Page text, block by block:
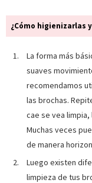
¿Cómo higienizarlas
La forma más
suaves
recomendamos
las brochas.
cae se vea
Muchas veces
de manera
Luego existen
limpieza de tus